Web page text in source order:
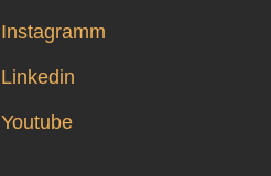
Instagramm
Linkedin
Youtube